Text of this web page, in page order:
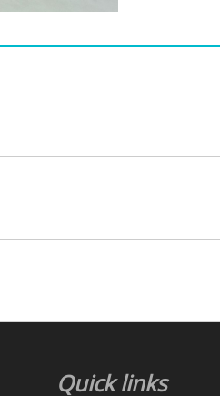
Quick links